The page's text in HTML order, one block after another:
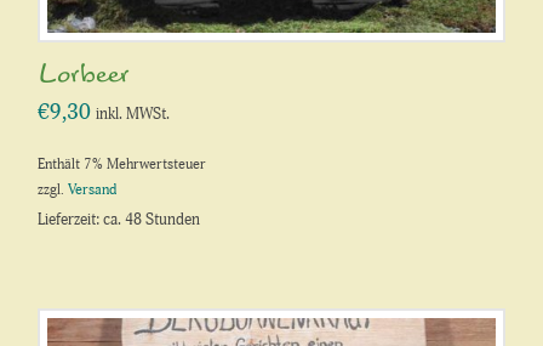
Lorbeer
€9,30 inkl. MWSt.
Enthält 7% Mehrwertsteuer
zzgl.Versand
Lieferzeit: ca. 48 Stunden